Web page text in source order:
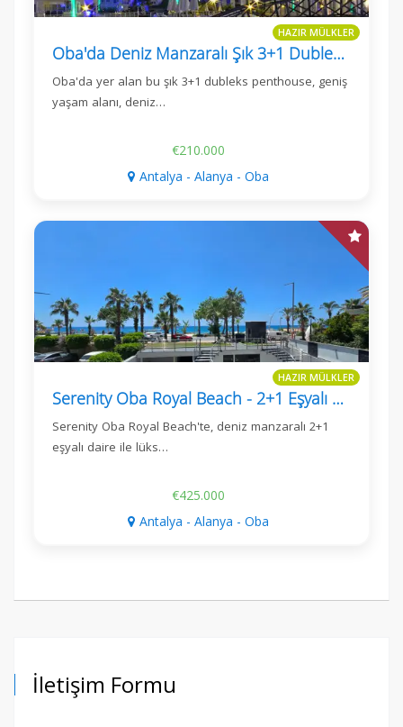
HAZIR MÜLKLER
Oba'da Deniz Manzaralı Şık 3+1 Dubleks Penthouse
Oba'da yer alan bu şık 3+1 dubleks penthouse, geniş
yaşam alanı, deniz…
€210.000
Antalya - Alanya - Oba
HAZIR MÜLKLER
Serenity Oba Royal Beach - 2+1 Eşyalı Daire, Deniz Manzaralı
Serenity Oba Royal Beach'te, deniz manzaralı 2+1
eşyalı daire ile lüks…
€425.000
Antalya - Alanya - Oba
İletişim Formu